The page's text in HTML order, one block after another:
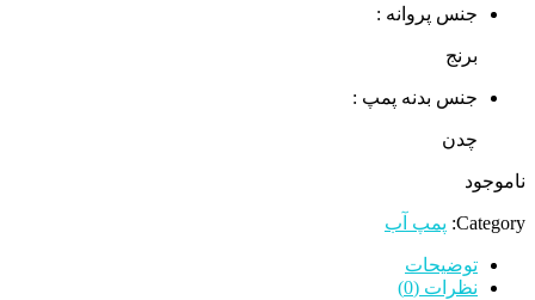
جنس پروانه :
برنج
جنس بدنه پمپ :
چدن
ناموجود
Category: پمپ آب
توضیحات
نظرات (0)